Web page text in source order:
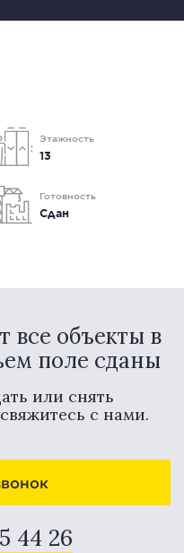
Этажность
13
Готовность
Сдан
объекты в
поле сданы
или снять
с нами.
44 26